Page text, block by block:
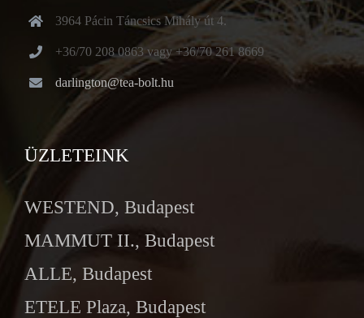
3964 Pácin Táncsics Mihály út 4.
+36/70 208 0863 vagy +36/70 261 8669
darlington@tea-bolt.hu
ÜZLETEINK
WESTEND, Budapest
MAMMUT II., Budapest
ALLE, Budapest
ETELE Plaza, Budapest